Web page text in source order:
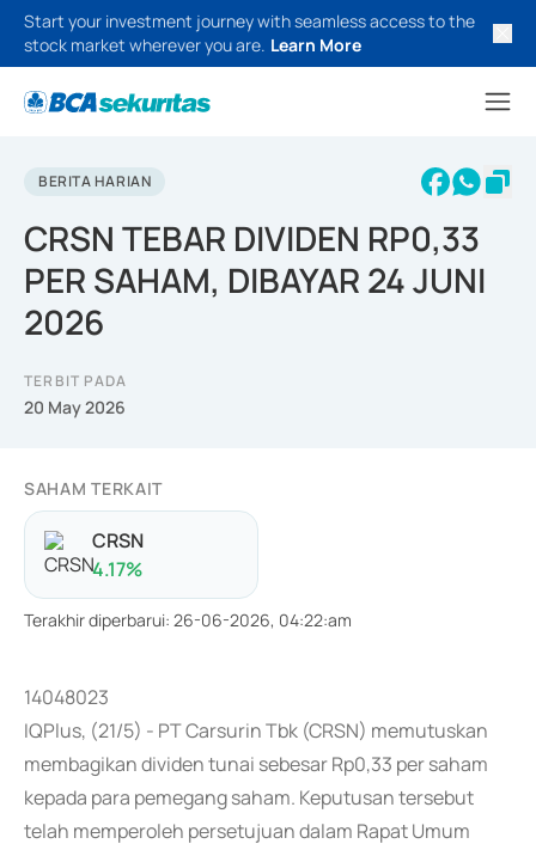
Start your investment journey with seamless access to the
stock market wherever you are. Learn More
BERITA HARIAN
CRSN TEBAR DIVIDEN RP0,33
PER SAHAM, DIBAYAR 24 JUNI
2026
TERBIT PADA
20 May 2026
SAHAM TERKAIT
CRSN
4.17%
Terakhir diperbarui: 26-06-2026, 04:22:am
14048023
IQPlus, (21/5) - PT Carsurin Tbk (CRSN) memutuskan
membagikan dividen tunai sebesar Rp0,33 per saham
kepada para pemegang saham. Keputusan tersebut
telah memperoleh persetujuan dalam Rapat Umum